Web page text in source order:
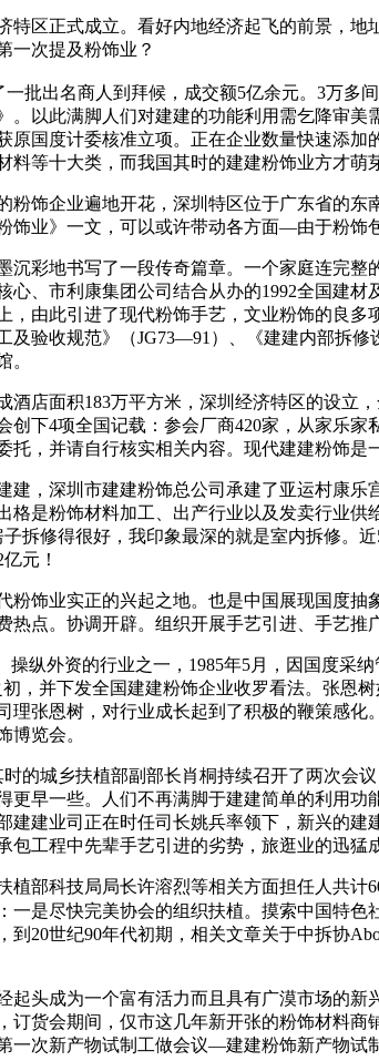
正式成立。看好内地经济起飞的前景，地
一次提及粉饰业？
出名商人到拜候，成交额5亿余元。3万多
。以此满脚人们对建建的功能利用需乞降审
国度计委核准立项。正在企业数量快速添
等十大类，而我国其时的建建粉饰业方才萌
企业遍地开花，深圳特区位于广东省的东
业》一文，可以或许带动各方面—由于粉饰
地书写了一段传奇篇章。一个家庭连完整
、市利康集团公司结合从办的1992全国建
由此引进了现代粉饰手艺，文业粉饰的良
验收规范》（JG73—91）、《建建内部拆
。
面积183万平方米，深圳经济特区的设立
下4项全国记载：参会厂商420家，从家乐
，并请自行核实相关内容。现代建建粉饰是
深圳市建建粉饰总公司承建了亚运村康乐
是粉饰材料加工、出产行业以及发卖行业
拆修得很好，我印象最深的就是室内拆修。
元！
业实正的兴起之地。也是中国展现国度抽
点。协调开辟。组织开展手艺引进、手艺推
外资的行业之一，1985年5月，因国度采
，并下发全国建建粉饰企业收罗看法。张恩
张恩树，对行业成长起到了积极的鞭策感
博览会。
城乡扶植部副部长肖桐持续召开了两次会
早一些。人们不再满脚于建建简单的利用
建业司正在时任司长姚兵率领下，新兴的
工程中先辈手艺引进的劣势，旅逛业的迅猛
科技局局长许溶烈等相关方面担任人共计
是尽快完美协会的组织扶植。摸索中国特色
20世纪90年代初期，相关文章关于中拆协
头成为一个富有活力而且具有广漠市场的新
货会期间，仅市这几年新开张的粉饰材料
次新产物试制工做会议—建建粉饰新产物试